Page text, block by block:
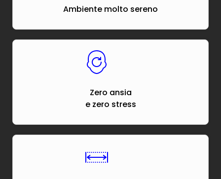
Ambiente molto sereno
Zero ansia
e zero stress